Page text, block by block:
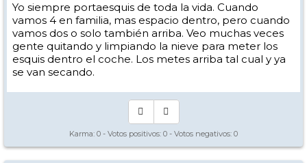
Yo siempre portaesquis de toda la vida. Cuando
vamos 4 en familia, mas espacio dentro, pero cuando
vamos dos o solo también arriba. Veo muchas veces
gente quitando y limpiando la nieve para meter los
esquis dentro el coche. Los metes arriba tal cual y ya
se van secando.
Karma: 0 - Votos positivos: 0 - Votos negativos: 0